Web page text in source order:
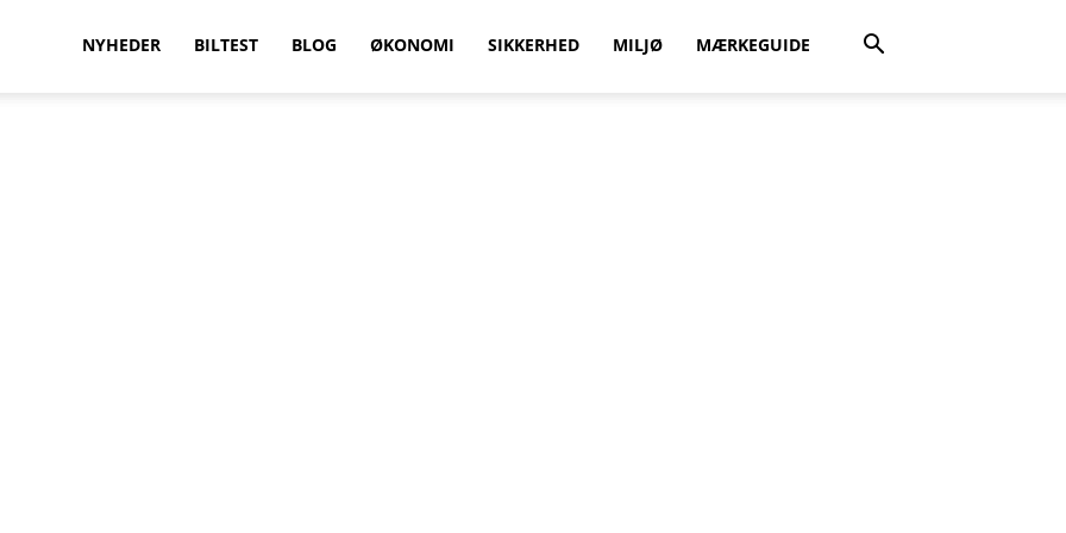
NYHEDER BILTEST BLOG ØKONOMI SIKKERHED MILJØ MÆRKEGUIDE